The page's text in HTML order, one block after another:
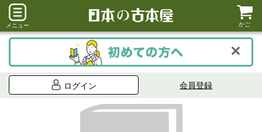
メニュー かご
ログイン 会員登録